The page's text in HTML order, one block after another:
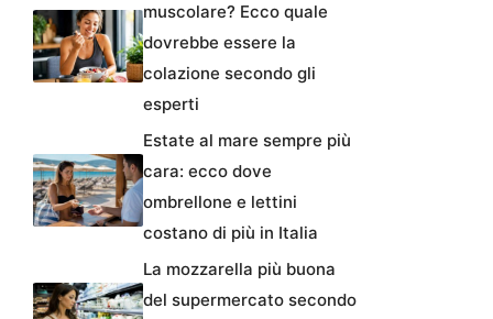
muscolare? Ecco quale
dovrebbe essere la
colazione secondo gli
esperti
Estate al mare sempre più
cara: ecco dove
ombrellone e lettini
costano di più in Italia
La mozzarella più buona
del supermercato secondo